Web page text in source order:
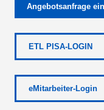
Angebotsanfrage
ETL PISA-LOGIN
eMitarbeiter-Login